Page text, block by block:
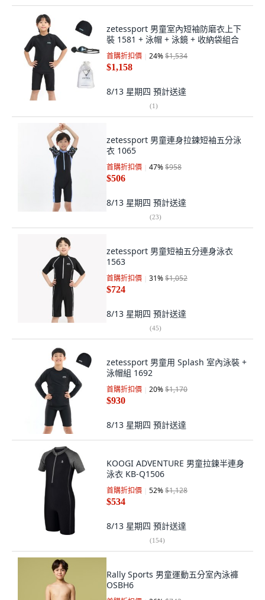
zetessport 男童室內短袖防磨衣上下
裝 1581 + 泳帽 + 泳鏡 + 收納袋組合
首購折扣價 24%$1,534
$1,158
8/13 星期四 預計送達
(1)
zetessport 男童連身拉鍊短袖五分泳
衣 1065
首購折扣價 47%$958
$506
8/13 星期四 預計送達
(23)
zetessport 男童短袖五分連身泳衣
1563
首購折扣價 31%$1,052
$724
8/13 星期四 預計送達
(45)
zetessport 男童用 Splash 室內泳裝 +
泳帽組 1692
首購折扣價 20%$1,170
$930
8/13 星期四 預計送達
KOOGI ADVENTURE 男童拉鍊半連身
泳衣 KB-Q1506
首購折扣價 52%$1,128
$534
8/13 星期四 預計送達
(154)
Rally Sports 男童運動五分室內泳褲
OSBH6